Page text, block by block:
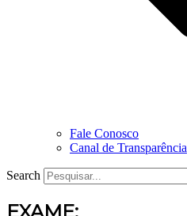
Fale Conosco
Canal de Transparência
Search